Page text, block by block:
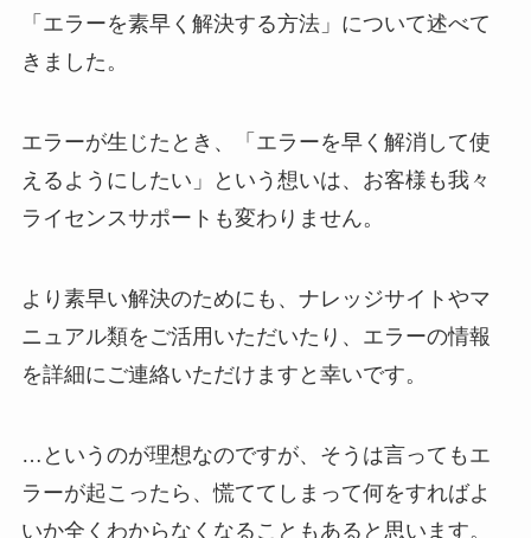
「エラーを素早く解決する方法」について述べて
きました。
エラーが生じたとき、「エラーを早く解消して使
えるようにしたい」という想いは、お客様も我々
ライセンスサポートも変わりません。
より素早い解決のためにも、ナレッジサイトやマ
ニュアル類をご活用いただいたり、エラーの情報
を詳細にご連絡いただけますと幸いです。
…というのが理想なのですが、そうは言ってもエ
ラーが起こったら、慌ててしまって何をすればよ
いか全くわからなくなることもあると思います。